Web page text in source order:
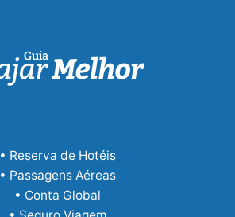
• Reserva de Hotéis
• Passagens Aéreas
• Conta Global